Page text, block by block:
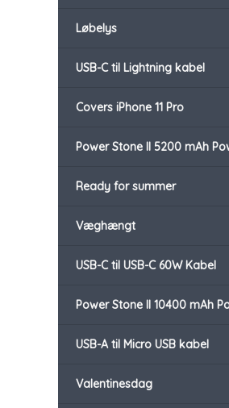
Løbelys
USB-C til Lightning kabel
Covers iPhone 11 Pro
Power Stone II 5200 mAh
Ready for summer
Væghængt
USB-C til USB-C 60W Kabel
Power Stone II 10400 mAh
USB-A til Micro USB kabel
Valentinesdag